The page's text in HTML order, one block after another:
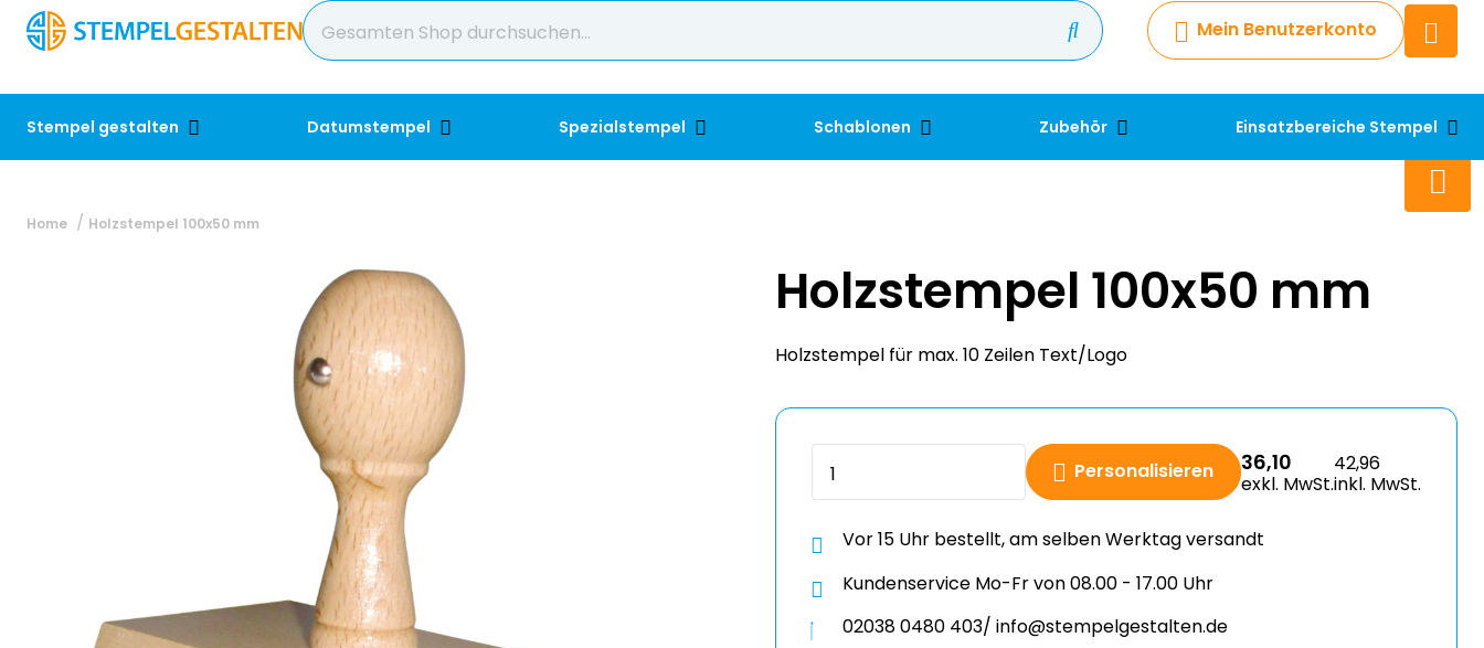
Mein Benutzerkonto
Stempel gestalten Datumstempel Spezialstempel Schablonen Zubehör Einsatzbereiche Stempel
Chatbot
Chatten Sie 24/7 mit unserem
+49 2038 0480 403
Home Holzstempel 100x50 mm
Holzstempel 100x50 mm
Holzstempel für max. 10 Zeilen Text/Logo
Personalisieren 36,10
exkl. MwSt.
42,96
inkl. MwSt.
Vor 15 Uhr bestellt, am selben Werktag versandt
Kundenservice Mo-Fr von 08.00 - 17.00 Uhr
02038 0480 403/ info@stempelgestalten.de